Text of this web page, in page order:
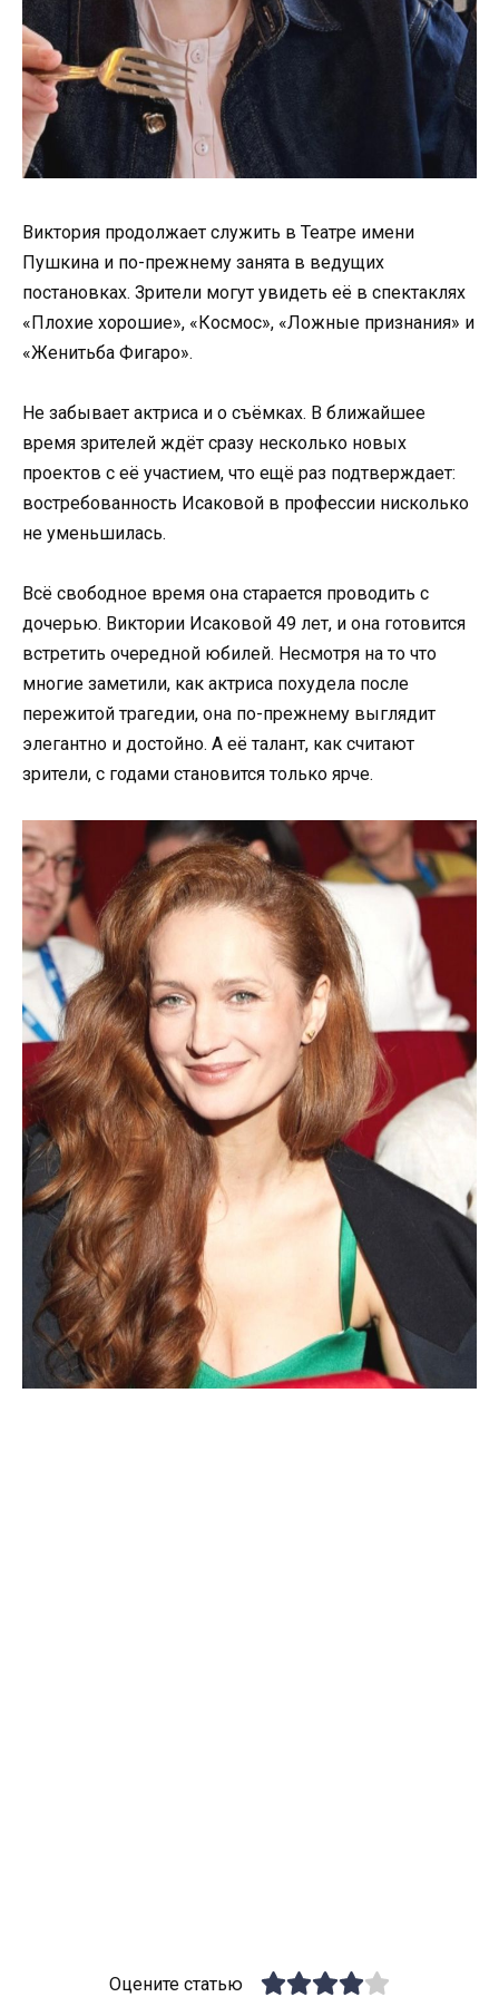
Виктория продолжает служить в Театре имени
Пушкина и по-прежнему занята в ведущих
постановках. Зрители могут увидеть её в спектаклях
«Плохие хорошие», «Космос», «Ложные признания» и
«Женитьба Фигаро».
Не забывает актриса и о съёмках. В ближайшее
время зрителей ждёт сразу несколько новых
проектов с её участием, что ещё раз подтверждает:
востребованность Исаковой в профессии нисколько
не уменьшилась.
Всё свободное время она старается проводить с
дочерью. Виктории Исаковой 49 лет, и она готовится
встретить очередной юбилей. Несмотря на то что
многие заметили, как актриса похудела после
пережитой трагедии, она по-прежнему выглядит
элегантно и достойно. А её талант, как считают
зрители, с годами становится только ярче.
Оцените статью